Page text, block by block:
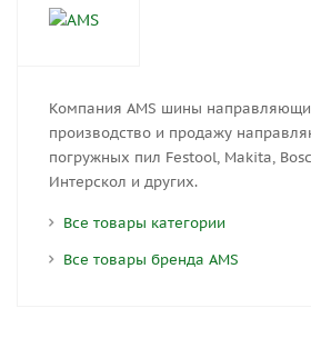
Компания AMS шины
производство и продажу
погружных пил Festool, Makita,
Интерскол и других.
Все товары категории
Все товары бренда AMS